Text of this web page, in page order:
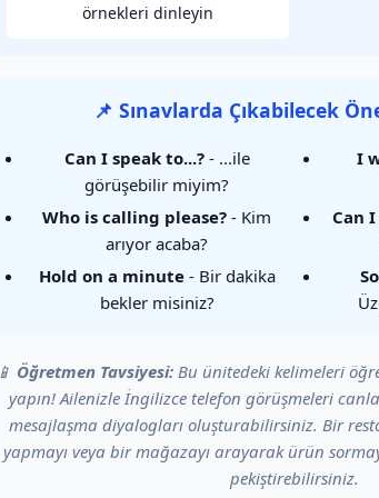
örnekleri dinleyin
📌 Sınavlarda Çıkabilecek
Can I speak to...?- ...ile
görüşebilir miyim?
Who is calling please? - Kim
arıyor acaba?
Hold on a minute- Bir dakika
bekler misiniz?
I
Can
📱 Öğretmen Tavsiyesi: Bu ünitedeki kelimeleri
yapın! Ailenizle İngilizce telefon görüşmeleri
mesajlaşma diyalogları oluşturabilirsiniz. Bir
yapmayı veya bir mağazayı arayarak ürün
pekiştirebilirsiniz.